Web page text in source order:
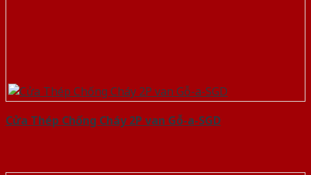
Cửa Thép Chống Cháy 2P van Gỗ-a-SGD